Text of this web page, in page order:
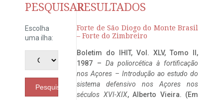
PESQUISAR
Escolha
uma ilha:
Pesquisar
RESULTADOS
Forte de São Diogo do Monte Brasil
– Forte do Zimbreiro
Boletim do IHIT, Vol. XLV, Tomo II,
1987 – Da poliorcética à fortificação
nos Açores – Introdução ao estudo do
sistema defensivo nos Açores nos
séculos XVI-XIX, Alberto Vieira. (Em